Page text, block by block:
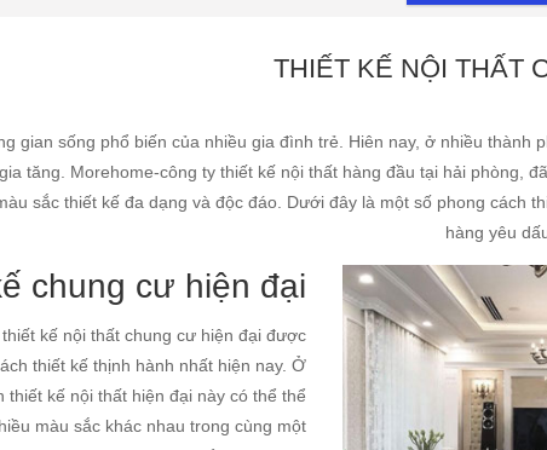
THIẾT KẾ NỘI THẤT
gian sống phổ biến của nhiều gia đình trẻ. Hiên nay, ở nhiều
tăng. Morehome-công ty thiết kế nội thất hàng đầu tại hải phòng,
sắc thiết kế đa dạng và độc đáo. Dưới đây là một số phong cách
hàng yêu
chung cư hiện đại
kế nội thất chung cư hiện đại được
thiết kế thịnh hành nhất hiện nay. Ở
thiết kế nội thất hiện đại này có thể thể
màu sắc khác nhau trong cùng một